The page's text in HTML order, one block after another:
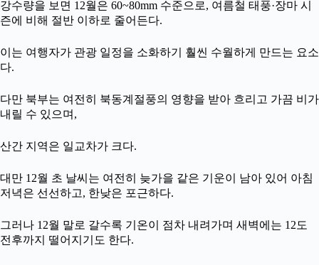
강수량을 보면 12월은 60~80mm 수준으로, 여름철 태풍·장마 시
즌에 비해 절반 이하로 줄어든다.
이는 여행자가 관광 일정을 소화하기 훨씬 수월하게 만드는 요소
다.
다만 북부는 여전히 북동계절풍의 영향을 받아 흐리고 가끔 비가
내릴 수 있으며,
산간 지역은 일교차가 크다.
대만 12월 초 날씨는 여전히 늦가을 같은 기운이 남아 있어 아침
저녁은 선선하고, 한낮은 포근하다.
그러나 12월 말로 갈수록 기온이 점차 내려가며 새벽에는 12도
전후까지 떨어지기도 한다.